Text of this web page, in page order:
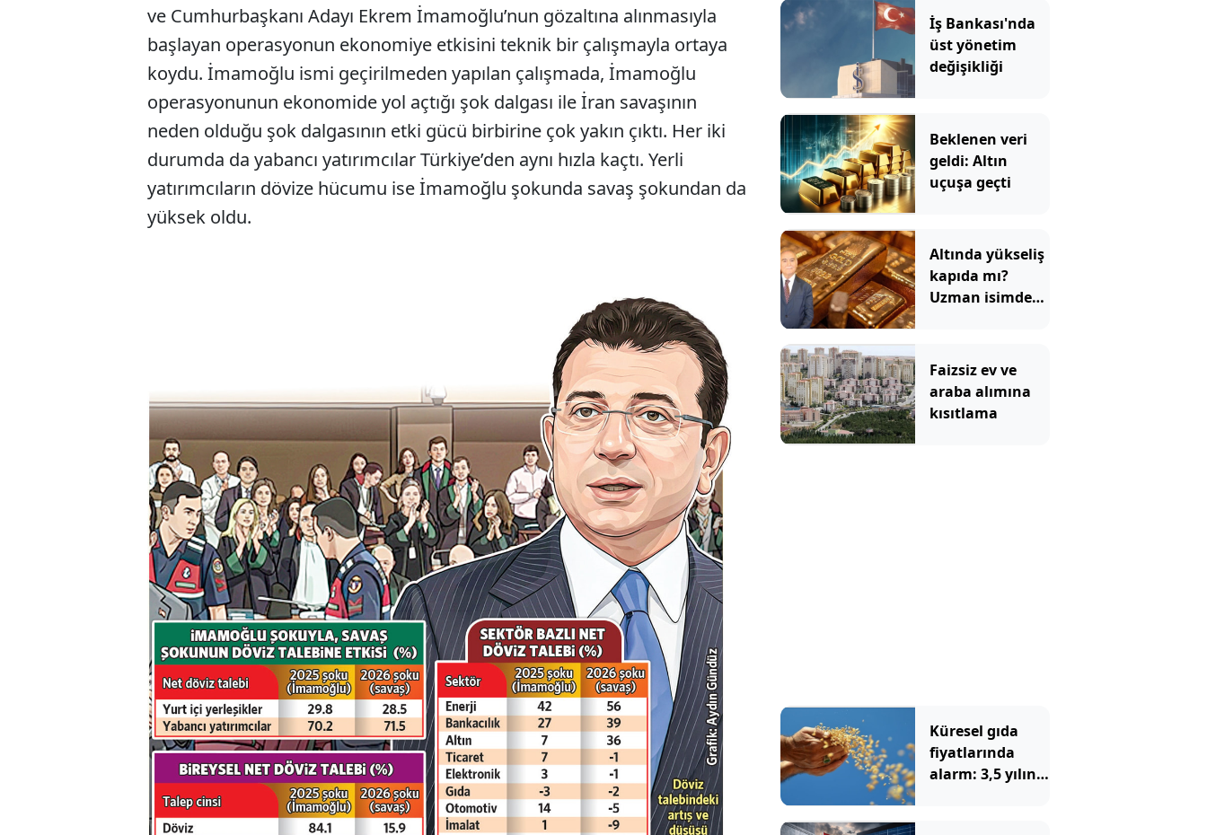
ve Cumhurbaşkanı Adayı Ekrem İmamoğlu’nun gözaltına alınmasıyla
başlayan operasyonun ekonomiye etkisini teknik bir çalışmayla ortaya
koydu. İmamoğlu ismi geçirilmeden yapılan çalışmada, İmamoğlu
operasyonunun ekonomide yol açtığı şok dalgası ile İran savaşının
neden olduğu şok dalgasının etki gücü birbirine çok yakın çıktı. Her iki
durumda da yabancı yatırımcılar Türkiye’den aynı hızla kaçtı. Yerli
yatırımcıların dövize hücumu ise İmamoğlu şokunda savaş şokundan da
yüksek oldu.
İş Bankası'nda
üst yönetim
değişikliği
Beklenen veri
geldi: Altın
uçuşa geçti
Altında yükseliş
kapıda mı?
Uzman isimden
Faizsiz ev ve
araba alımına
kısıtlama
Küresel gıda
fiyatlarında
alarm: 3,5 yılın